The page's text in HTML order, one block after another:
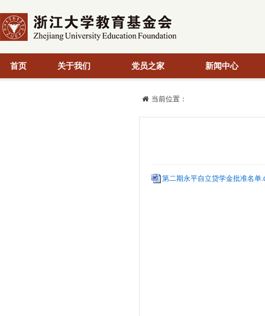
首页 关于我们 党员之家 新闻中心
当前位置：
第二期永平自立贷学金批准名单